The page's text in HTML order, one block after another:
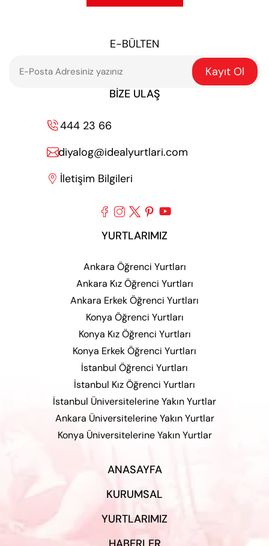
E-BÜLTEN
Kayıt Ol
BIZE ULAŞ
444 23 66
diyalog@idealyurtlari.com
 İletişim Bilgileri
    
YURTLARIMIZ
Ankara Öğrenci Yurtları
Ankara Kız Öğrenci Yurtları
Ankara Erkek Öğrenci Yurtları
Konya Öğrenci Yurtları
Konya Kız Öğrenci Yurtları
Konya Erkek Öğrenci Yurtları
İstanbul Öğrenci Yurtları
İstanbul Kız Öğrenci Yurtları
İstanbul Üniversitelerine Yakın Yurtlar
Ankara Üniversitelerine Yakın Yurtlar
Konya Üniversitelerine Yakın Yurtlar
ANASAYFA
KURUMSAL
YURTLARIMIZ